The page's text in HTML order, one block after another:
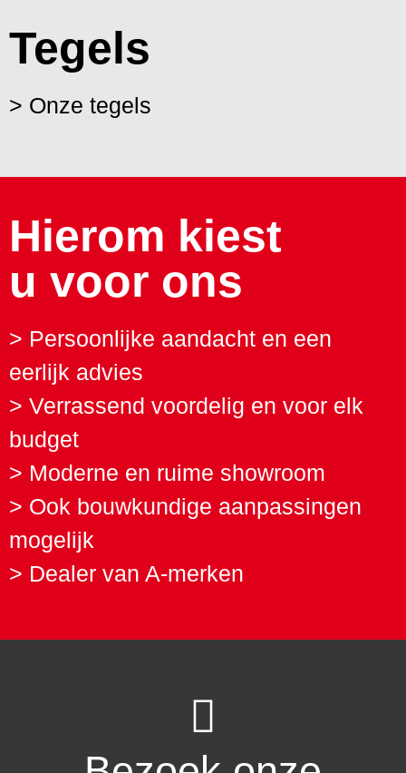
Tegels
> Onze tegels
Hierom kiest
u voor ons
> Persoonlijke aandacht en een
eerlijk advies
> Verrassend voordelig en voor elk
budget
> Moderne en ruime showroom
> Ook bouwkundige aanpassingen
mogelijk
> Dealer van A-merken